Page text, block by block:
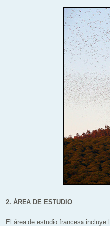
2. ÁREA DE ESTUDIO
El área de estudio francesa incluye